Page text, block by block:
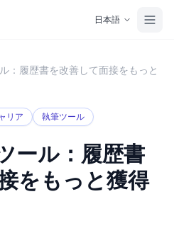
日本語
：履歴書を改善して面接をもっと
リア 執筆ツール
ール：履歴書
をもっと獲得